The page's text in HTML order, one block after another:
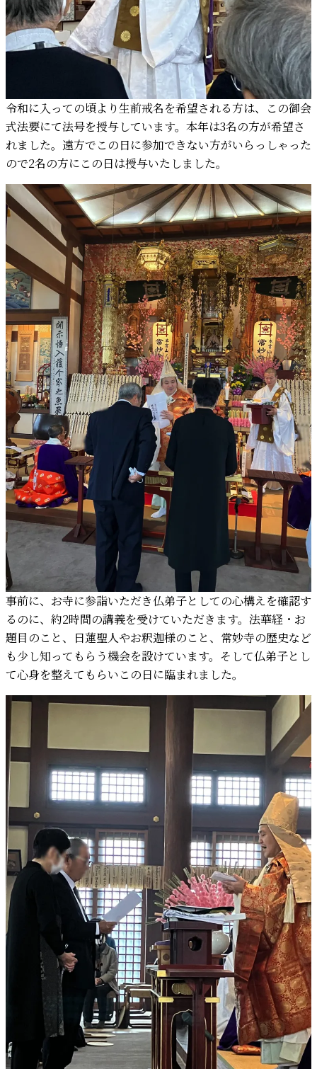
令和に入っての頃より生前戒名を希望される方は、この御会
式法要にて法号を授与しています。本年は3名の方が希望さ
れました。遠方でこの日に参加できない方がいらっしゃった
ので2名の方にこの日は授与いたしました。
事前に、お寺に参詣いただき仏弟子としての心構えを確認す
るのに、約2時間の講義を受けていただきます。法華経・お
題目のこと、日蓮聖人やお釈迦様のこと、常妙寺の歴史など
も少し知ってもらう機会を設けています。そして仏弟子とし
て心身を整えてもらいこの日に臨まれました。